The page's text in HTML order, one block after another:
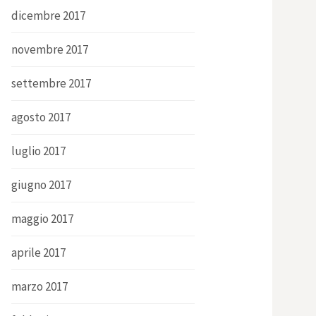
dicembre 2017
novembre 2017
settembre 2017
agosto 2017
luglio 2017
giugno 2017
maggio 2017
aprile 2017
marzo 2017